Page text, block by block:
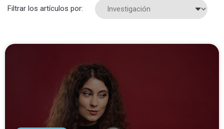
Filtrar los artículos por: